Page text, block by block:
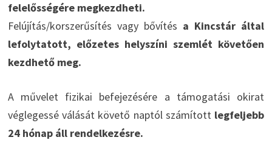
felelősségére megkezdheti.
Felújítás/korszerűsítés vagy bővítés a Kincstár által
lefolytatott, előzetes helyszíni szemlét követően
kezdhető meg.
A művelet fizikai befejezésére a támogatási okirat
véglegessé válását követő naptól számított legfeljebb
24 hónap áll rendelkezésre.